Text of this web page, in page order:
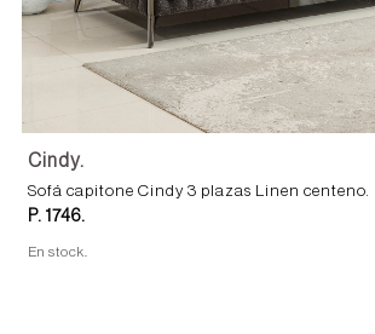
Cindy.
Sofá capitone Cindy 3 plazas Linen centeno.
P. 1746.
En stock.